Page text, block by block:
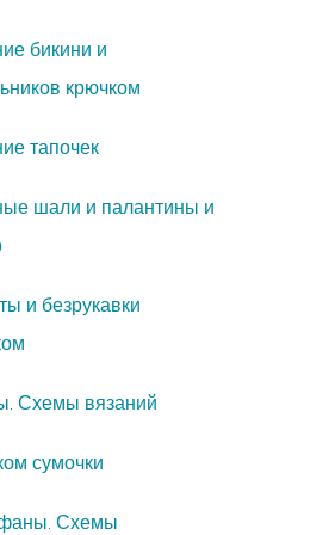
бикини и
крючком
тапочек
шали и палантины и
и безрукавки
Схемы вязаний
сумочки
Схемы